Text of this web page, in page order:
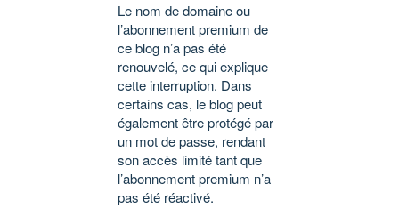
Le nom de domaine ou
l’abonnement premium de
ce blog n’a pas été
renouvelé, ce qui explique
cette interruption. Dans
certains cas, le blog peut
également être protégé par
un mot de passe, rendant
son accès limité tant que
l’abonnement premium n’a
pas été réactivé.